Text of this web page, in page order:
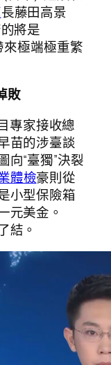
長藤田高景
將是
極端極重繁
敗
專家接收總
苗的涉臺談
向“臺獨”決裂
體檢豪則從
小型保險箱
元美金。
結。